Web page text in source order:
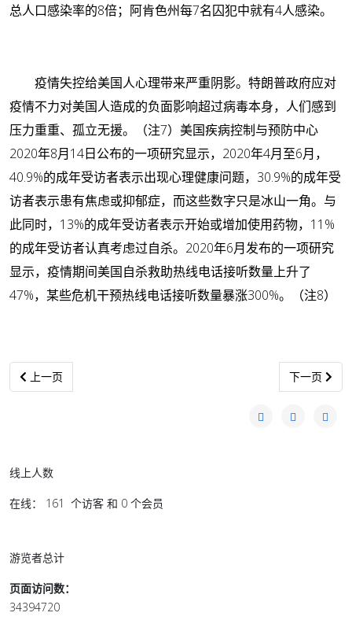
总人口感染率的8倍；阿肯色州每7名囚犯中就有4人感染。
疫情失控给美国人心理带来严重阴影。特朗普政府应对
疫情不力对美国人造成的负面影响超过病毒本身，人们感到
压力重重、孤立无援。（注7）美国疾病控制与预防中心
2020年8月14日公布的一项研究显示，2020年4月至6月，
40.9%的成年受访者表示出现心理健康问题，30.9%的成年受
访者表示患有焦虑或抑郁症，而这些数字只是冰山一角。与
此同时，13%的成年受访者表示开始或增加使用药物，11%
的成年受访者认真考虑过自杀。2020年6月发布的一项研究
显示，疫情期间美国自杀救助热线电话接听数量上升了
47%，某些危机干预热线电话接听数量暴涨300%。（注8）
上一篇文章: 全文丨二0二0年美国侵犯人权报告
上一页 下一篇文章:
下一页
线上人数
在线： 161 个访客 和 0 个会员
游览者总计
页面访问数：
34394720